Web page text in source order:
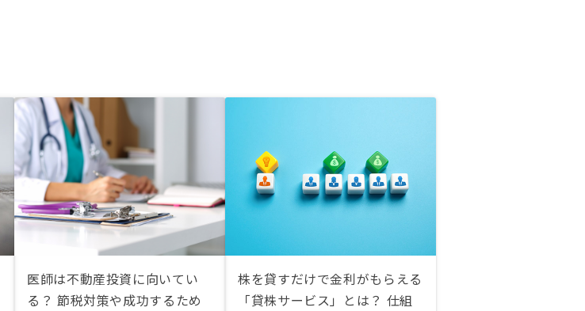
医師は不動産投資に向いてい
る？ 節税対策や成功するため
株を貸すだけで金利がもらえる
「貸株サービス」とは？ 仕組